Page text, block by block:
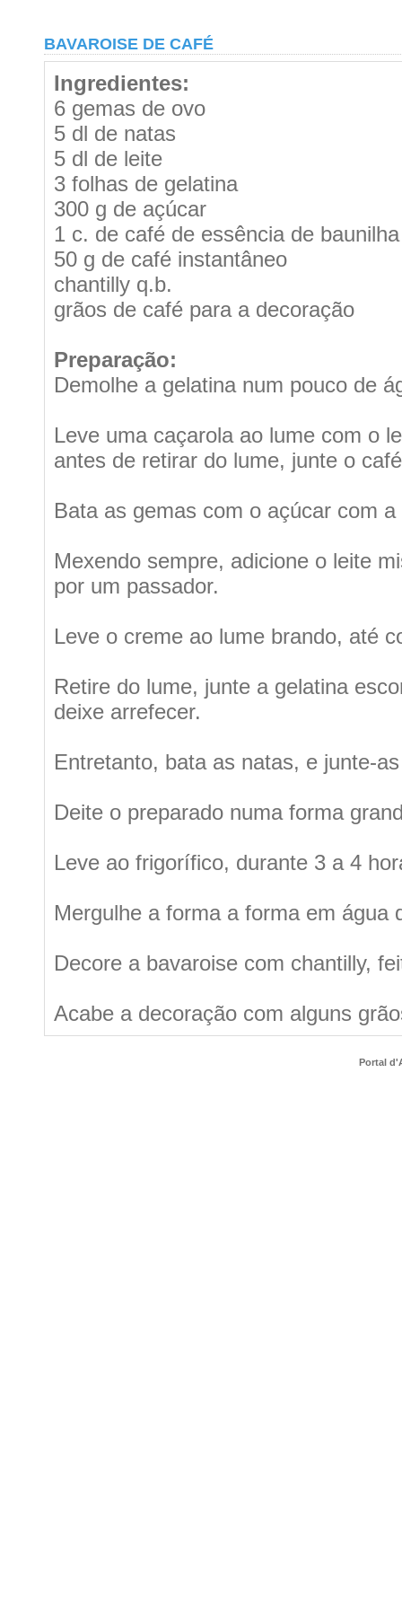
BAVAROISE DE CAFÉ
Ingredientes:
6 gemas de ovo
5 dl de natas
5 dl de leite
3 folhas de gelatina
300 g de açúcar
1 c. de café de essência de baunilha
50 g de café instantâneo
chantilly q.b.
grãos de café para a decoração
Preparação:
Demolhe a gelatina num pouco de
Leve uma caçarola ao lume com o
antes de retirar do lume, junte o
Bata as gemas com o açúcar com
Mexendo sempre, adicione o leite
por um passador.
Leve o creme ao lume brando, até
Retire do lume, junte a gelatina
deixe arrefecer.
Entretanto, bata as natas, e junte-
Deite o preparado numa forma
Leve ao frigorífico, durante 3 a 4
Mergulhe a forma a forma em água
Decore a bavaroise com chantilly,
Acabe a decoração com alguns
Portal